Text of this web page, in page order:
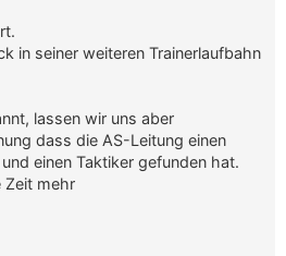
in seiner weiteren Trainerlaufbahn
lassen wir uns aber
dass die AS-Leitung einen
einen Taktiker gefunden hat.
Zeit mehr